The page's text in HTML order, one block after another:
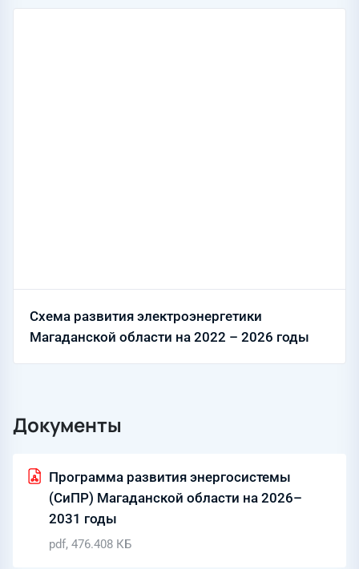
Схема развития электроэнергетики
Магаданской области на 2022 – 2026 годы
Документы
Программа развития энергосистемы
(СиПР) Магаданской области на 2026–
2031 годы
pdf, 476.408 КБ